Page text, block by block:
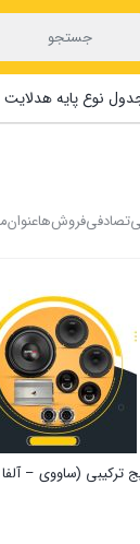
نوع پایه هدلایت
تصادفیفروش‌هاعنوان
ترکیبی (ساووی –